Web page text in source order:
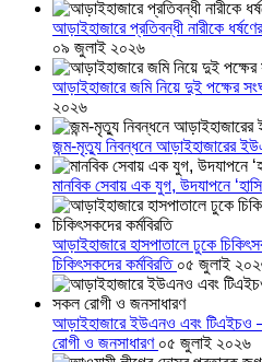
আড়াইহাজারে প্রতিবন্ধী নারীকে
০৯ জুলাই ২০২৬
আড়াইহাজারে জমি নিয়ে দুই পক্ষের
২০২৬
জন্ম-মৃত্যু নিবন্ধনে আড়াইহাজারের
মানবিক সেবায় এক যুগ, উদযাপনে
আড়াইহাজারে হাসপাতালে ঢুকে
চিকিৎসকদের কর্মবিরতি ০৫ জুলাই
আড়াইহাজারে ইউএনও এবং টিএইচও
রোগী ও জনসাধারণ ০৫ জুলাই ২০২৬